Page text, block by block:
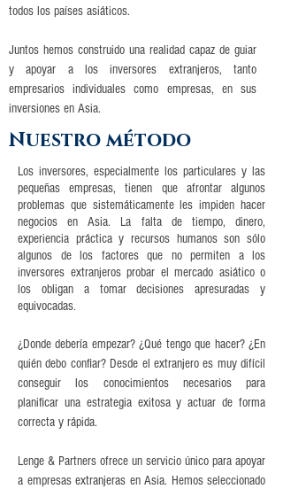
todos los países asiáticos.
Juntos hemos construido una realidad capaz de guiar
y apoyar a los inversores extranjeros, tanto
empresarios individuales como empresas, en sus
inversiones en Asia.
Nuestro método
Los inversores, especialmente los particulares y las
pequeñas empresas, tienen que afrontar algunos
problemas que sistemáticamente les impiden hacer
negocios en Asia. La falta de tiempo, dinero,
experiencia práctica y recursos humanos son sólo
algunos de los factores que no permiten a los
inversores extranjeros probar el mercado asiático o
los obligan a tomar decisiones apresuradas y
equivocadas.
¿Donde debería empezar? ¿Qué tengo que hacer? ¿En
quién debo confiar? Desde el extranjero es muy difícil
conseguir los conocimientos necesarios para
planificar una estrategia exitosa y actuar de forma
correcta y rápida.
Lenge & Partners ofrece un servicio único para apoyar
a empresas extranjeras en Asia. Hemos seleccionado